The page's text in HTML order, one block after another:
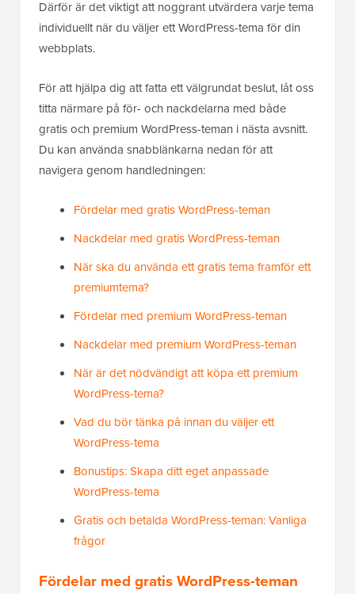
Därför är det viktigt att noggrant utvärdera varje tema
individuellt när du väljer ett WordPress-tema för din
webbplats.
För att hjälpa dig att fatta ett välgrundat beslut, låt oss
titta närmare på för- och nackdelarna med både
gratis och premium WordPress-teman i nästa avsnitt.
Du kan använda snabblänkarna nedan för att
navigera genom handledningen:
Fördelar med gratis WordPress-teman
Nackdelar med gratis WordPress-teman
När ska du använda ett gratis tema framför ett
premiumtema?
Fördelar med premium WordPress-teman
Nackdelar med premium WordPress-teman
När är det nödvändigt att köpa ett premium
WordPress-tema?
Vad du bör tänka på innan du väljer ett
WordPress-tema
Bonustips: Skapa ditt eget anpassade
WordPress-tema
Gratis och betalda WordPress-teman: Vanliga
frågor
Fördelar med gratis WordPress-teman